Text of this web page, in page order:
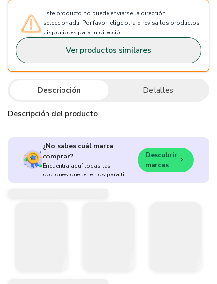
Este producto no puede enviarse la dirección
seleccionada. Por favor, elige otra o revisa los productos
disponibles para tu dirección.
Ver productos similares
Descripción Detalles
Descripción del producto
¿No sabes cuál marca
comprar?
Encuentra aquí todas las
opciones que tenemos para ti.
Descubrir
marcas